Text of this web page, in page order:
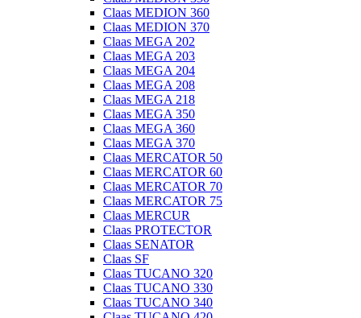
Claas MEDION 360
Claas MEDION 370
Claas MEGA 202
Claas MEGA 203
Claas MEGA 204
Claas MEGA 208
Claas MEGA 218
Claas MEGA 350
Claas MEGA 360
Claas MEGA 370
Claas MERCATOR 50
Claas MERCATOR 60
Claas MERCATOR 70
Claas MERCATOR 75
Claas MERCUR
Claas PROTECTOR
Claas SENATOR
Claas SF
Claas TUCANO 320
Claas TUCANO 330
Claas TUCANO 340